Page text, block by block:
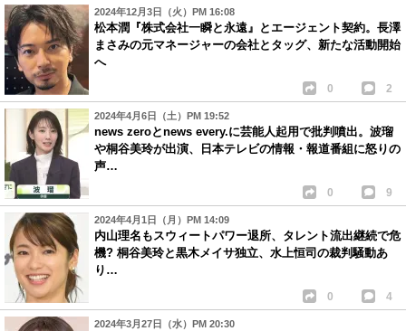
2024年12月3日（火）PM 16:08
松本潤『株式会社一瞬と永遠』とエージェント契約。長澤
まさみの元マネージャーの会社とタッグ、新たな活動開始
へ
0 2
2024年4月6日（土）PM 19:52
news zeroとnews every.に芸能人起用で批判噴出。波瑠
や桐谷美玲が出演、日本テレビの情報・報道番組に怒りの
声…
0 9
2024年4月1日（月）PM 14:09
内山理名もスウィートパワー退所、タレント流出継続で危
機? 桐谷美玲と黒木メイサ独立、水上恒司の裁判騒動あ
り…
0 4
2024年3月27日（水）PM 20:30